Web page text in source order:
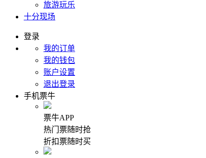
旅游玩乐
十分现场
登录
我的订单
我的钱包
账户设置
退出登录
手机票牛
票牛APP
热门票随时抢
折扣票随时买